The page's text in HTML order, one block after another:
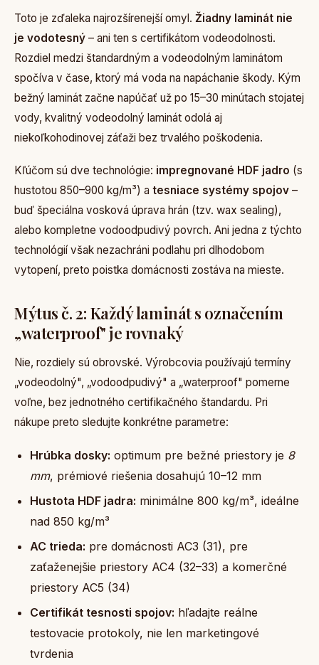
Toto je zďaleka najrozšírenejší omyl. Žiadny laminát nie
je vodotesný – ani ten s certifikátom vodeodolnosti.
Rozdiel medzi štandardným a vodeodolným laminátom
spočíva v čase, ktorý má voda na napáchanie škody. Kým
bežný laminát začne napúčať už po 15–30 minútach stojatej
vody, kvalitný vodeodolný laminát odolá aj
niekoľkohodinovej záťaži bez trvalého poškodenia.
Kľúčom sú dve technológie: impregnované HDF jadro (s
hustotou 850–900 kg/m³) a tesniace systémy spojov –
buď špeciálna vosková úprava hrán (tzv. wax sealing),
alebo kompletne vodoodpudivý povrch. Ani jedna z týchto
technológií však nezachráni podlahu pri dlhodobom
vytopení, preto poistka domácnosti zostáva na mieste.
Mýtus č. 2: Každý laminát s označením
„waterproof" je rovnaký
Nie, rozdiely sú obrovské. Výrobcovia používajú termíny
„vodeodolný", „vodoodpudivý" a „waterproof" pomerne
voľne, bez jednotného certifikačného štandardu. Pri
nákupe preto sledujte konkrétne parametre:
Hrúbka dosky: optimum pre bežné priestory je 8
mm, prémiové riešenia dosahujú 10–12 mm
Hustota HDF jadra: minimálne 800 kg/m³, ideálne
nad 850 kg/m³
AC trieda: pre domácnosti AC3 (31), pre
zaťaženejšie priestory AC4 (32–33) a komerčné
priestory AC5 (34)
Certifikát tesnosti spojov: hľadajte reálne
testovacie protokoly, nie len marketingové
tvrdenia